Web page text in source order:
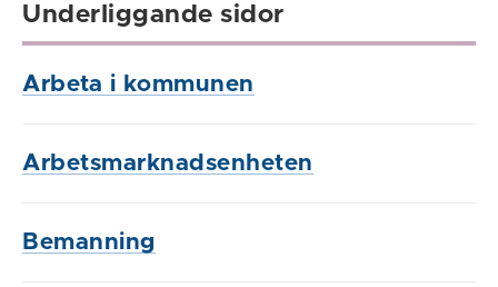
Underliggande sidor
Arbeta i kommunen
Arbetsmarknadsenheten
Bemanning